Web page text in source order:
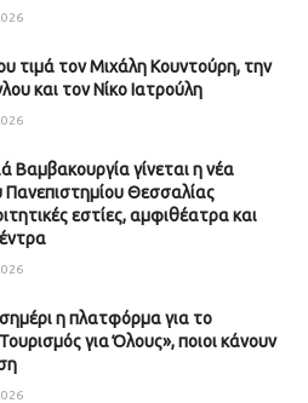
τιμά τον Μιχάλη Κουντούρη, την
και τον Νίκο Ιατρούλη
Βαμβακουργία γίνεται η νέα
Πανεπιστημίου Θεσσαλίας
εστίες, αμφιθέατρα και
η πλατφόρμα για το
για Όλους», ποιοι κάνουν